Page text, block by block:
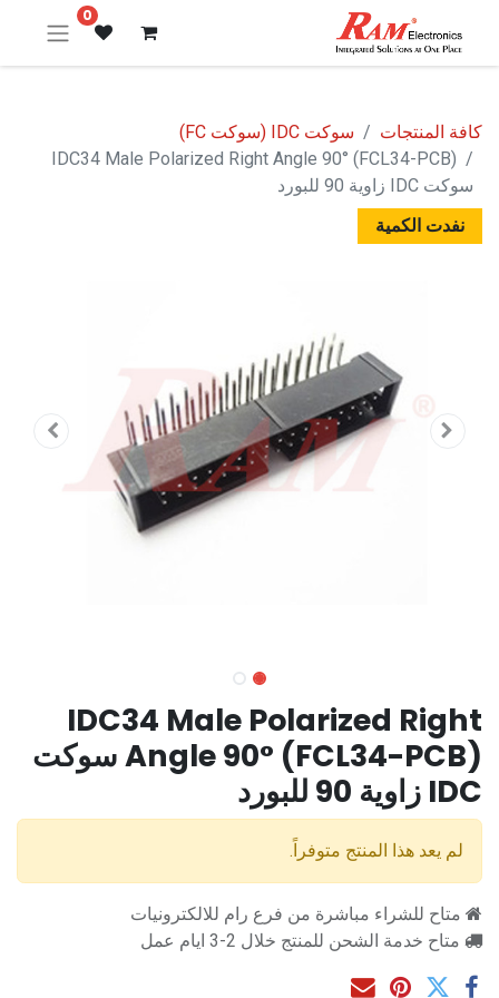
0
كافة المنتجات
سوكت IDC (سوكت FC)
IDC34 Male Polarized Right Angle 90° (FCL34-PCB)
سوكت IDC زاوية 90 للبورد
نفدت الكمية
IDC34 Male Polarized Right
Angle 90° (FCL34-PCB) سوكت
IDC زاوية 90 للبورد
لم يعد هذا المنتج متوفراً.
متاح للشراء مباشرة من فرع رام للالكترونيات
متاح خدمة الشحن للمنتج خلال 2-3 ايام عمل